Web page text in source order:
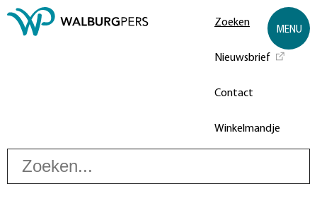
Zoeken
Nieuwsbrief
Contact
Winkelmandje
MENU